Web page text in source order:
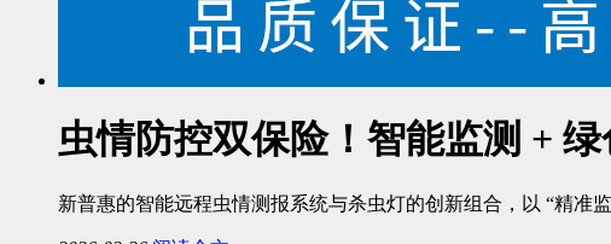
虫情防控双保险！智能监测 +
新普惠的智能远程虫情测报系统与杀虫灯的创新组合，以 “精准